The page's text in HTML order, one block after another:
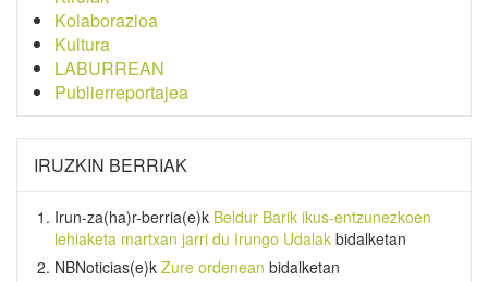
Kolaborazioa
Kultura
LABURREAN
Publierreportajea
IRUZKIN BERRIAK
Irun-za(ha)r-berria(e)k Beldur Barik ikus-entzunezkoen
lehiaketa martxan jarri du Irungo Udalak bidalketan
NBNoticias(e)k Zure ordenean bidalketan